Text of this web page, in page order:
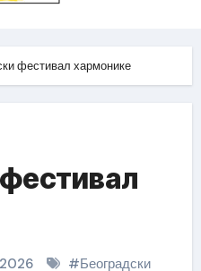
фестивал хармонике
2026 #Београдски